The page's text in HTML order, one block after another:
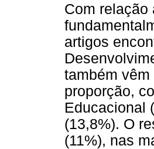
Com relação
artigos
também
proporção,
Educacional
(13,8%). O
(11%), nas